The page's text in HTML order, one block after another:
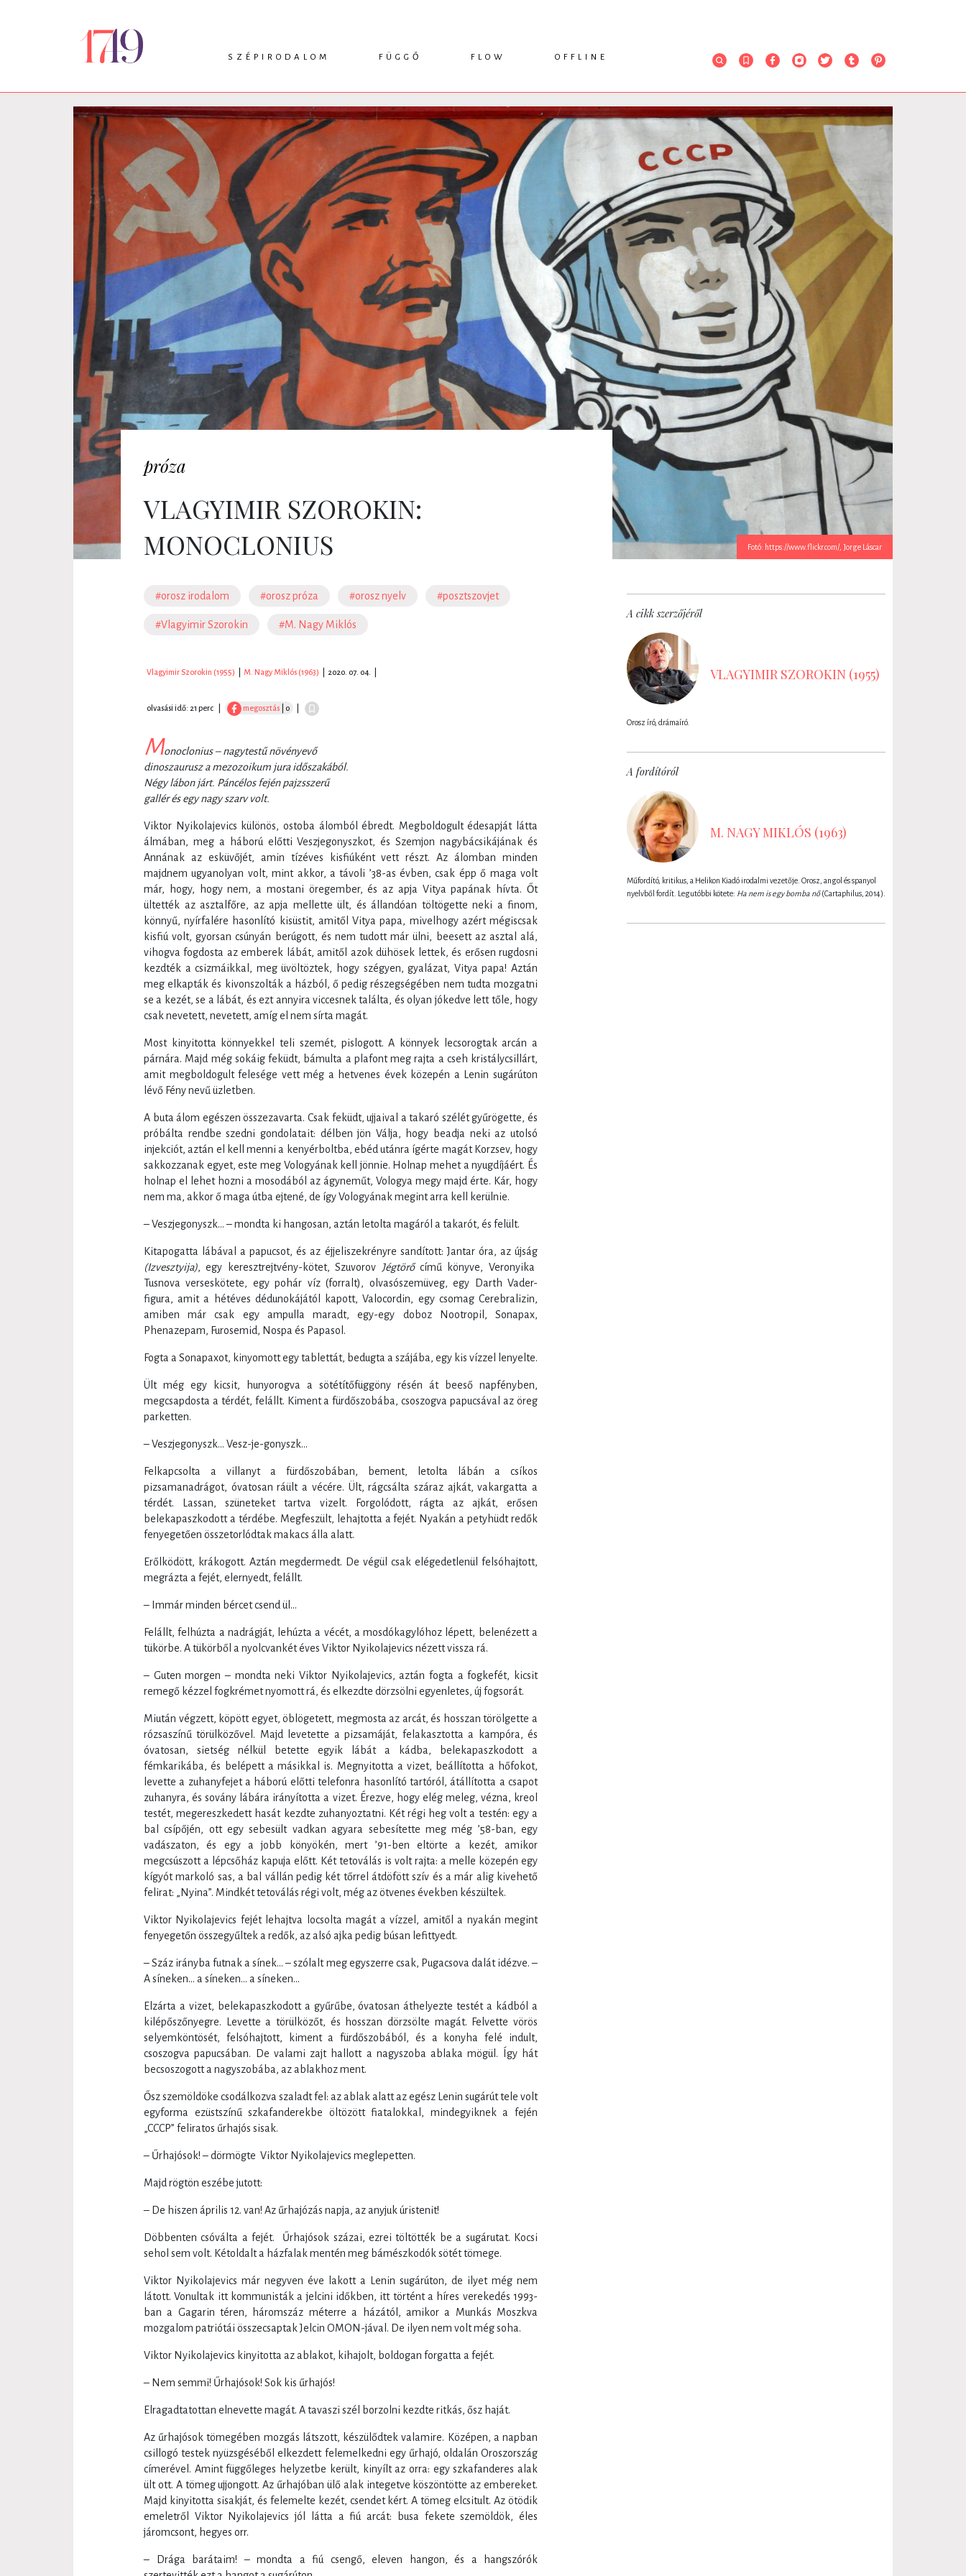
SZÉPIRODALOM
VERS
DRÁMA
FÜGGŐ
KRITIKA
PODCAST
FLOW
INTERJÚ
IKSZEK
TOPLISTA
OFFLINE
RENDEZVÉNYEK
Fotó: https://www.flickr.com/, Jorge Láscar
próza
VLAGYIMIR SZOROKIN:
MONOCLONIUS
#orosz irodalom #orosz próza #orosz nyelv #posztszovjet
#Vlagyimir Szorokin #M. Nagy Miklós
Vlagyimir Szorokin (1955) M. Nagy Miklós (1963) 2020. 07. 04.
olvasási idő: 21 perc megosztás | 0
Monoclonius – nagytestű növényevő
dinoszaurusz a mezozoikum jura időszakából.
Négy lábon járt. Páncélos fején pajzsszerű
gallér és egy nagy szarv volt.
Viktor Nyikolajevics különös, ostoba álomból ébredt. Megboldogult édesapját látta
álmában, meg a háború előtti Veszjegonyszkot, és Szemjon nagybácsikájának és
Annának az esküvőjét, amin tízéves kisfiúként vett részt. Az álomban minden
majdnem ugyanolyan volt, mint akkor, a távoli ’38-as évben, csak épp ő maga volt
már, hogy, hogy nem, a mostani öregember, és az apja Vitya papának hívta. Őt
ültették az asztalfőre, az apja mellette ült, és állandóan töltögette neki a finom,
könnyű, nyírfalére hasonlító kisüstit, amitől Vitya papa, mivelhogy azért mégiscsak
kisfiú volt, gyorsan csúnyán berúgott, és nem tudott már ülni, beesett az asztal alá,
vihogva fogdosta az emberek lábát, amitől azok dühösek lettek, és erősen rugdosni
kezdték a csizmáikkal, meg üvöltöztek, hogy szégyen, gyalázat, Vitya papa! Aztán
meg elkapták és kivonszolták a házból, ő pedig részegségében nem tudta mozgatni
se a kezét, se a lábát, és ezt annyira viccesnek találta, és olyan jókedve lett tőle, hogy
csak nevetett, nevetett, amíg el nem sírta magát.
Most kinyitotta könnyekkel teli szemét, pislogott. A könnyek lecsorogtak arcán a
párnára. Majd még sokáig feküdt, bámulta a plafont meg rajta a cseh kristálycsillárt,
amit megboldogult felesége vett még a hetvenes évek közepén a Lenin sugárúton
lévő Fény nevű üzletben.
A buta álom egészen összezavarta. Csak feküdt, ujjaival a takaró szélét gyűrögette, és
próbálta rendbe szedni gondolatait: délben jön Válja, hogy beadja neki az utolsó
injekciót, aztán el kell menni a kenyérboltba, ebéd utánra ígérte magát Korzsev, hogy
sakkozzanak egyet, este meg Vologyának kell jönnie. Holnap mehet a nyugdíjáért. És
holnap el lehet hozni a mosodából az ágyneműt, Vologya megy majd érte. Kár, hogy
nem ma, akkor ő maga útba ejtené, de így Vologyának megint arra kell kerülnie.
– Veszjegonyszk… – mondta ki hangosan, aztán letolta magáról a takarót, és felült.
Kitapogatta lábával a papucsot, és az éjjeliszekrényre sandított: Jantar óra, az újság
(Izvesztyija), egy keresztrejtvény-kötet, Szuvorov Jégtörőcímű könyve, Veronyika
Tusnova verseskötete, egy pohár víz (forralt), olvasószemüveg, egy Darth Vader-
figura, amit a hétéves dédunokájától kapott, Valocordin, egy csomag Cerebralizin,
amiben már csak egy ampulla maradt, egy-egy doboz Nootropil, Sonapax,
Phenazepam, Furosemid, Nospa és Papasol.
Fogta a Sonapaxot, kinyomott egy tablettát, bedugta a szájába, egy kis vízzel lenyelte.
Ült még egy kicsit, hunyorogva a sötétítőfüggöny résén át beeső napfényben,
megcsapdosta a térdét, felállt. Kiment a fürdőszobába, csoszogva papucsával az öreg
parketten.
– Veszjegonyszk… Vesz-je-gonyszk…
Felkapcsolta a villanyt a fürdőszobában, bement, letolta lábán a csíkos
pizsamanadrágot, óvatosan ráült a vécére. Ült, rágcsálta száraz ajkát, vakargatta a
térdét. Lassan, szüneteket tartva vizelt. Forgolódott, rágta az ajkát, erősen
belekapaszkodott a térdébe. Megfeszült, lehajtotta a fejét. Nyakán a petyhüdt redők
fenyegetően összetorlódtak makacs álla alatt.
Erőlködött, krákogott. Aztán megdermedt. De végül csak elégedetlenül felsóhajtott,
megrázta a fejét, elernyedt, felállt.
– Immár minden bércet csend ül…
Felállt, felhúzta a nadrágját, lehúzta a vécét, a mosdókagylóhoz lépett, belenézett a
tükörbe. A tükörből a nyolcvankét éves Viktor Nyikolajevics nézett vissza rá.
– Guten morgen – mondta neki Viktor Nyikolajevics, aztán fogta a fogkefét, kicsit
remegő kézzel fogkrémet nyomott rá, és elkezdte dörzsölni egyenletes, új fogsorát.
Miután végzett, köpött egyet, öblögetett, megmosta az arcát, és hosszan törölgette a
rózsaszínű törülközővel. Majd levetette a pizsamáját, felakasztotta a kampóra, és
óvatosan, sietség nélkül betette egyik lábát a kádba, belekapaszkodott a
fémkarikába, és belépett a másikkal is. Megnyitotta a vizet, beállította a hőfokot,
levette a zuhanyfejet a háború előtti telefonra hasonlító tartóról, átállította a csapot
zuhanyra, és sovány lábára irányította a vizet. Érezve, hogy elég meleg, vézna, kreol
testét, megereszkedett hasát kezdte zuhanyoztatni. Két régi heg volt a testén: egy a
bal csípőjén, ott egy sebesült vadkan agyara sebesítette meg még ’58-ban, egy
vadászaton, és egy a jobb könyökén, mert ’91-ben eltörte a kezét, amikor
megcsúszott a lépcsőház kapuja előtt. Két tetoválás is volt rajta: a melle közepén egy
kígyót markoló sas, a bal vállán pedig két tőrrel átdöfött szív és a már alig kivehető
felirat: „Nyina”. Mindkét tetoválás régi volt, még az ötvenes években készültek.
Viktor Nyikolajevics fejét lehajtva locsolta magát a vízzel, amitől a nyakán megint
fenyegetőn összegyűltek a redők, az alsó ajka pedig búsan lefittyedt.
– Száz irányba futnak a sínek… – szólalt meg egyszerre csak, Pugacsova dalát idézve. –
A síneken… a síneken… a síneken…
Elzárta a vizet, belekapaszkodott a gyűrűbe, óvatosan áthelyezte testét a kádból a
kilépőszőnyegre. Levette a törülközőt, és hosszan dörzsölte magát. Felvette vörös
selyemköntösét, felsóhajtott, kiment a fürdőszobából, és a konyha felé indult,
csoszogva papucsában. De valami zajt hallott a nagyszoba ablaka mögül. Így hát
becsoszogott a nagyszobába, az ablakhoz ment.
Ősz szemöldöke csodálkozva szaladt fel: az ablak alatt az egész Lenin sugárút tele volt
egyforma ezüstszínű szkafanderekbe öltözött fiatalokkal, mindegyiknek a fején
„CCCP” feliratos űrhajós sisak.
– Űrhajósok! – dörmögte Viktor Nyikolajevics meglepetten.
Majd rögtön eszébe jutott:
– De hiszen április 12. van! Az űrhajózás napja, az anyjuk úristenit!
Döbbenten csóválta a fejét. Űrhajósok százai, ezrei töltötték be a sugárutat. Kocsi
sehol sem volt. Kétoldalt a házfalak mentén meg bámészkodók sötét tömege.
Viktor Nyikolajevics már negyven éve lakott a Lenin sugárúton, de ilyet még nem
látott. Vonultak itt kommunisták a jelcini időkben, itt történt a híres verekedés 1993-
ban a Gagarin téren, háromszáz méterre a házától, amikor a Munkás Moszkva
mozgalom patriótái összecsaptak Jelcin OMON-jával. De ilyen nem volt még soha.
Viktor Nyikolajevics kinyitotta az ablakot, kihajolt, boldogan forgatta a fejét.
– Nem semmi! Űrhajósok! Sok kis űrhajós!
Elragadtatottan elnevette magát. A tavaszi szél borzolni kezdte ritkás, ősz haját.
Az űrhajósok tömegében mozgás látszott, készülődtek valamire. Középen, a napban
csillogó testek nyüzsgéséből elkezdett felemelkedni egy űrhajó, oldalán Oroszország
címerével. Amint függőleges helyzetbe került, kinyílt az orra: egy szkafanderes alak
ült ott. A tömeg ujjongott. Az űrhajóban ülő alak integetve köszöntötte az embereket.
Majd kinyitotta sisakját, és felemelte kezét, csendet kért. A tömeg elcsitult. Az ötödik
emeletről Viktor Nyikolajevics jól látta a fiú arcát: busa fekete szemöldök, éles
járomcsont, hegyes orr.
– Drága barátaim! – mondta a fiú csengő, eleven hangon, és a hangszórók
A cikk szerzőjéről
VLAGYIMIR SZOROKIN (1955)
Orosz író, drámaíró.
A fordítóról
M. NAGY MIKLÓS (1963)
Műfordító, kritikus, a Helikon Kiadó irodalmi vezetője. Orosz, angol és spanyol
nyelvből fordít. Legutóbbi kötete: Ha nem is egy bomba nő(Cartaphilus, 2014).